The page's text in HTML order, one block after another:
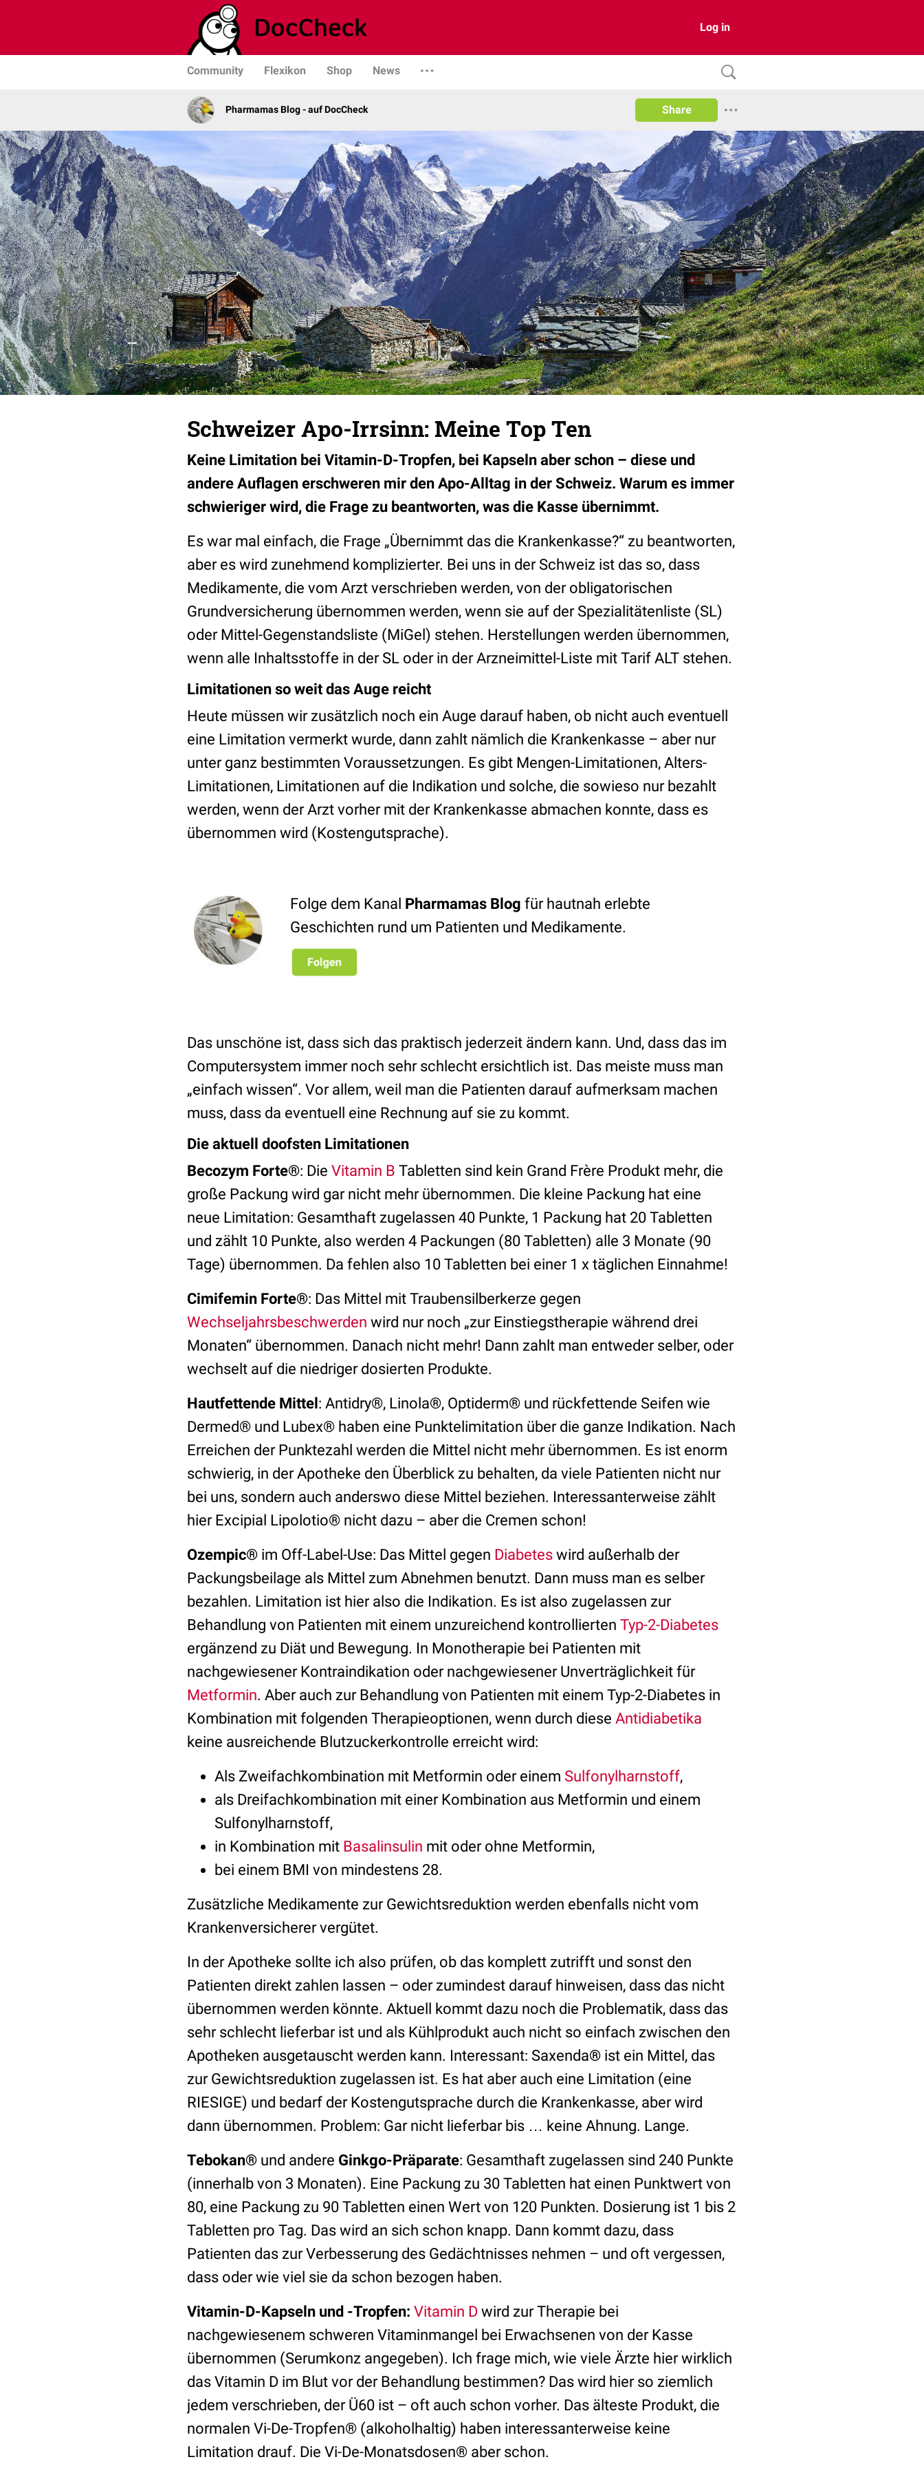
Log in
Community Flexikon Shop News
Pharmamas Blog - auf DocCheck Share
Schweizer Apo-Irrsinn: Meine Top Ten
Keine Limitation bei Vitamin-D-Tropfen, bei Kapseln aber schon – diese und
andere Auflagen erschweren mir den Apo-Alltag in der Schweiz. Warum es immer
schwieriger wird, die Frage zu beantworten, was die Kasse übernimmt.
Es war mal einfach, die Frage „Übernimmt das die Krankenkasse?“ zu beantworten,
aber es wird zunehmend komplizierter. Bei uns in der Schweiz ist das so, dass
Medikamente, die vom Arzt verschrieben werden, von der obligatorischen
Grundversicherung übernommen werden, wenn sie auf der Spezialitätenliste (SL)
oder Mittel-Gegenstandsliste (MiGel) stehen. Herstellungen werden übernommen,
wenn alle Inhaltsstoffe in der SL oder in der Arzneimittel-Liste mit Tarif ALT stehen.
Limitationen so weit das Auge reicht
Heute müssen wir zusätzlich noch ein Auge darauf haben, ob nicht auch eventuell
eine Limitation vermerkt wurde, dann zahlt nämlich die Krankenkasse – aber nur
unter ganz bestimmten Voraussetzungen. Es gibt Mengen-Limitationen, Alters-
Limitationen, Limitationen auf die Indikation und solche, die sowieso nur bezahlt
werden, wenn der Arzt vorher mit der Krankenkasse abmachen konnte, dass es
übernommen wird (Kostengutsprache).
Folge dem Kanal Pharmamas Blog für hautnah erlebte
Geschichten rund um Patienten und Medikamente.
Das unschöne ist, dass sich das praktisch jederzeit ändern kann. Und, dass das im
Computersystem immer noch sehr schlecht ersichtlich ist. Das meiste muss man
„einfach wissen“. Vor allem, weil man die Patienten darauf aufmerksam machen
muss, dass da eventuell eine Rechnung auf sie zu kommt.
Die aktuell doofsten Limitationen
Becozym Forte®: Die Vitamin B Tabletten sind kein Grand Frère Produkt mehr, die
große Packung wird gar nicht mehr übernommen. Die kleine Packung hat eine
neue Limitation: Gesamthaft zugelassen 40 Punkte, 1 Packung hat 20 Tabletten
und zählt 10 Punkte, also werden 4 Packungen (80 Tabletten) alle 3 Monate (90
Tage) übernommen. Da fehlen also 10 Tabletten bei einer 1 x täglichen Einnahme!
Cimifemin Forte®: Das Mittel mit Traubensilberkerze gegen
Wechseljahrsbeschwerden wird nur noch „zur Einstiegstherapie während drei
Monaten“ übernommen. Danach nicht mehr! Dann zahlt man entweder selber, oder
wechselt auf die niedriger dosierten Produkte.
Hautfettende Mittel: Antidry®, Linola®, Optiderm® und rückfettende Seifen wie
Dermed® und Lubex® haben eine Punktelimitation über die ganze Indikation. Nach
Erreichen der Punktezahl werden die Mittel nicht mehr übernommen. Es ist enorm
schwierig, in der Apotheke den Überblick zu behalten, da viele Patienten nicht nur
bei uns, sondern auch anderswo diese Mittel beziehen. Interessanterweise zählt
hier Excipial Lipolotio® nicht dazu – aber die Cremen schon!
Ozempic® im Off-Label-Use: Das Mittel gegen Diabetes wird außerhalb der
Packungsbeilage als Mittel zum Abnehmen benutzt. Dann muss man es selber
bezahlen. Limitation ist hier also die Indikation. Es ist also zugelassen zur
Behandlung von Patienten mit einem unzureichend kontrollierten Typ-2-Diabetes
ergänzend zu Diät und Bewegung. In Monotherapie bei Patienten mit
nachgewiesener Kontraindikation oder nachgewiesener Unverträglichkeit für
Metformin. Aber auch zur Behandlung von Patienten mit einem Typ-2-Diabetes in
Kombination mit folgenden Therapieoptionen, wenn durch diese Antidiabetika
keine ausreichende Blutzuckerkontrolle erreicht wird:
Als Zweifachkombination mit Metformin oder einem Sulfonylharnstoff,
als Dreifachkombination mit einer Kombination aus Metformin und einem
Sulfonylharnstoff,
in Kombination mit Basalinsulin mit oder ohne Metformin,
bei einem BMI von mindestens 28.
Zusätzliche Medikamente zur Gewichtsreduktion werden ebenfalls nicht vom
Krankenversicherer vergütet.
In der Apotheke sollte ich also prüfen, ob das komplett zutrifft und sonst den
Patienten direkt zahlen lassen – oder zumindest darauf hinweisen, dass das nicht
übernommen werden könnte. Aktuell kommt dazu noch die Problematik, dass das
sehr schlecht lieferbar ist und als Kühlprodukt auch nicht so einfach zwischen den
Apotheken ausgetauscht werden kann. Interessant: Saxenda® ist ein Mittel, das
zur Gewichtsreduktion zugelassen ist. Es hat aber auch eine Limitation (eine
RIESIGE) und bedarf der Kostengutsprache durch die Krankenkasse, aber wird
dann übernommen. Problem: Gar nicht lieferbar bis … keine Ahnung. Lange.
Tebokan® und andere Ginkgo-Präparate: Gesamthaft zugelassen sind 240 Punkte
(innerhalb von 3 Monaten). Eine Packung zu 30 Tabletten hat einen Punktwert von
80, eine Packung zu 90 Tabletten einen Wert von 120 Punkten. Dosierung ist 1 bis 2
Tabletten pro Tag. Das wird an sich schon knapp. Dann kommt dazu, dass
Patienten das zur Verbesserung des Gedächtnisses nehmen – und oft vergessen,
dass oder wie viel sie da schon bezogen haben.
Vitamin-D-Kapseln und -Tropfen: Vitamin D wird zur Therapie bei
nachgewiesenem schweren Vitaminmangel bei Erwachsenen von der Kasse
übernommen (Serumkonz angegeben). Ich frage mich, wie viele Ärzte hier wirklich
das Vitamin D im Blut vor der Behandlung bestimmen? Das wird hier so ziemlich
jedem verschrieben, der Ü60 ist – oft auch schon vorher. Das älteste Produkt, die
normalen Vi-De-Tropfen® (alkoholhaltig) haben interessanterweise keine
Limitation drauf. Die Vi-De-Monatsdosen® aber schon.